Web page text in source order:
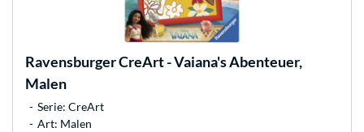
RavensburgerCreArt - Vaiana's Abenteuer,
Malen
Serie: CreArt
Art: Malen